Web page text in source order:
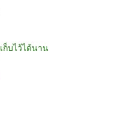
ก็บไว้ได้นาน